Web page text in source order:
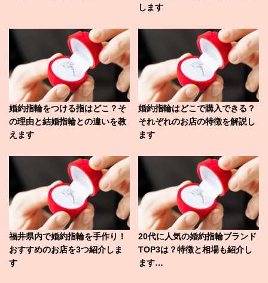
します
婚約指輪をつける指はどこ？そ
の理由と結婚指輪との違いを教
えます
婚約指輪はどこで購入できる？
それぞれのお店の特徴を解説し
ます
福井県内で婚約指輪を手作り！
おすすめのお店を3つ紹介しま
す
20代に人気の婚約指輪ブランド
TOP3は？特徴と相場も紹介し
ます…